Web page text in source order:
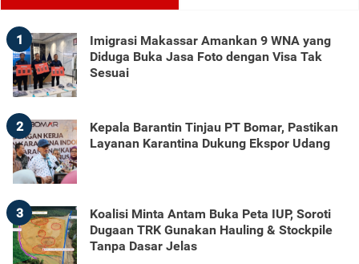
1
Imigrasi Makassar Amankan 9 WNA yang
Diduga Buka Jasa Foto dengan Visa Tak
Sesuai
2
Kepala Barantin Tinjau PT Bomar, Pastikan
Layanan Karantina Dukung Ekspor Udang
3
Koalisi Minta Antam Buka Peta IUP, Soroti
Dugaan TRK Gunakan Hauling & Stockpile
Tanpa Dasar Jelas